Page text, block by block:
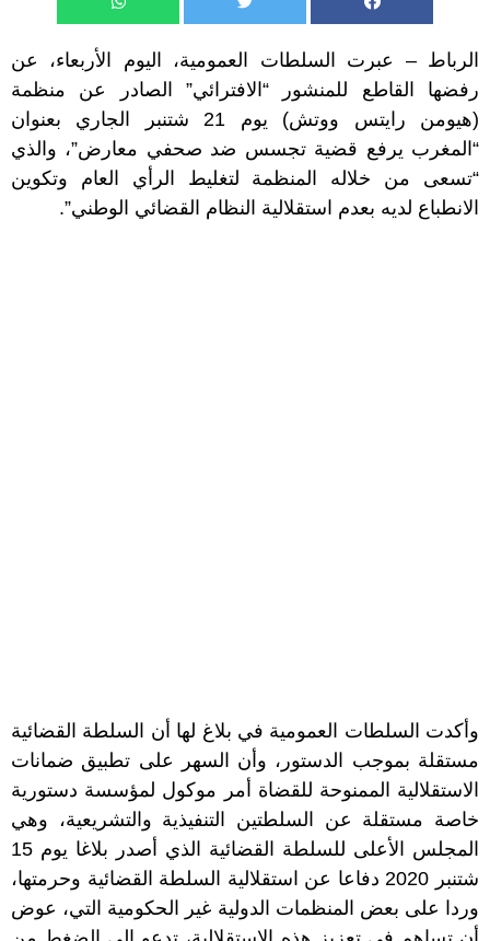
الرباط – عبرت السلطات العمومية، اليوم الأربعاء، عن
رفضها القاطع للمنشور “الافترائي” الصادر عن منظمة
(هيومن رايتس ووتش) يوم 21 شتنبر الجاري بعنوان
“المغرب يرفع قضية تجسس ضد صحفي معارض”، والذي
“تسعى من خلاله المنظمة لتغليط الرأي العام وتكوين
الانطباع لديه بعدم استقلالية النظام القضائي الوطني”.
وأكدت السلطات العمومية في بلاغ لها أن السلطة القضائية
مستقلة بموجب الدستور، وأن السهر على تطبيق ضمانات
الاستقلالية الممنوحة للقضاة أمر موكول لمؤسسة دستورية
خاصة مستقلة عن السلطتين التنفيذية والتشريعية، وهي
المجلس الأعلى للسلطة القضائية الذي أصدر بلاغا يوم 15
شتنبر 2020 دفاعا عن استقلالية السلطة القضائية وحرمتها،
وردا على بعض المنظمات الدولية غير الحكومية التي، عوض